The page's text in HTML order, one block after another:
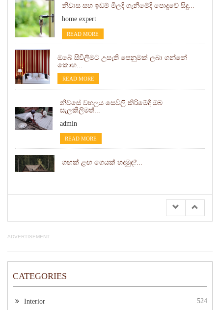
නිවාස සහ ඉඩම් මිලදී ගැනීමේදී පොදුවේ සිදු...
home expert
READ MORE
ඔබේ සිවිලිමට උසැති පෙනුමක් ලබා ගන්නේ
කොහ...
READ MORE
නිවසේ වහලය සෙවිලි කිරිමේදී ඔබ
සැලකිලිමත්...
admin
READ MORE
ගඟක් ළඟ ගෙයක් හදමුද?...
ADVERTISEMENT
CATEGORIES
Interior 524